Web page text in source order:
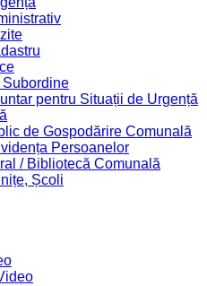
pentru Situații de Urgență
de Gospodărire Comunală
Persoanelor
/ Bibliotecă Comunală
Școli